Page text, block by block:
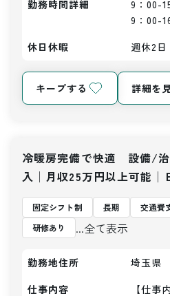
勤務時間詳細
9：00-
9：00-
休日休暇
週休2日
キープする 詳細を
冷暖房完備で快適 設備/
入│月収25万円以上可能│
固定シフト制 長期 交通費
研修あり
...全て表示
勤務地住所
埼玉県
仕事内容
【仕事